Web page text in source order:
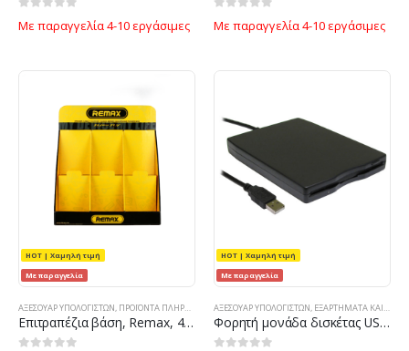
Με παραγγελία 4-10 εργάσιμες Με παραγγελία 4-10 εργάσιμες
HOT | Χαμηλή τιμή
Με παραγγελία
ΑΞΕΣΟΥΆΡ ΥΠΟΛΟΓΙΣΤΏΝ, ΠΡΟΪΌΝΤΑ ΠΛΗΡΟΦΟΡΙΚΉΣ - ΚΙΝΗΤΉΣ ΤΗΛΕΦΩΝΊΑΣ - ΗΛΕΚΤΡΟΝΙΚΆ
Επιτραπέζια βάση, Remax, 480x400x220, κίτρινο με το μαύρο – 14433
HOT | Χαμηλή τιμή
Με παραγγελία
ΑΞΕΣΟΥΆΡ ΥΠΟΛΟΓΙΣΤΏΝ, ΕΞΑΡΤΉΜΑΤΑ ΚΑΙ ΔΊΚΤΥΑ
Φορητή μονάδα δισκέτας USB No Brand – 17317